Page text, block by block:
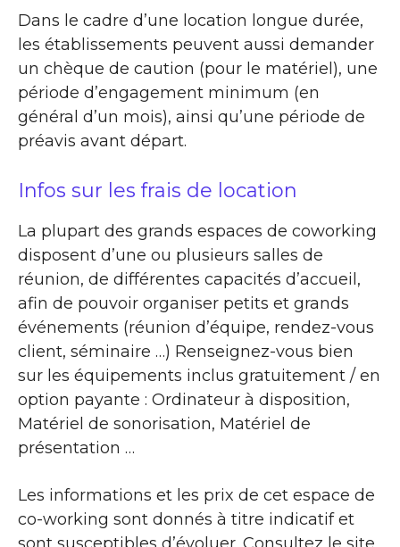
Dans le cadre d’une location longue durée,
les établissements peuvent aussi demander
un chèque de caution (pour le matériel), une
période d’engagement minimum (en
général d’un mois), ainsi qu’une période de
préavis avant départ.
Infos sur les frais de location
La plupart des grands espaces de coworking
disposent d’une ou plusieurs salles de
réunion, de différentes capacités d’accueil,
afin de pouvoir organiser petits et grands
événements (réunion d’équipe, rendez-vous
client, séminaire …) Renseignez-vous bien
sur les équipements inclus gratuitement / en
option payante : Ordinateur à disposition,
Matériel de sonorisation, Matériel de
présentation …
Les informations et les prix de cet espace de
co-working sont donnés à titre indicatif et